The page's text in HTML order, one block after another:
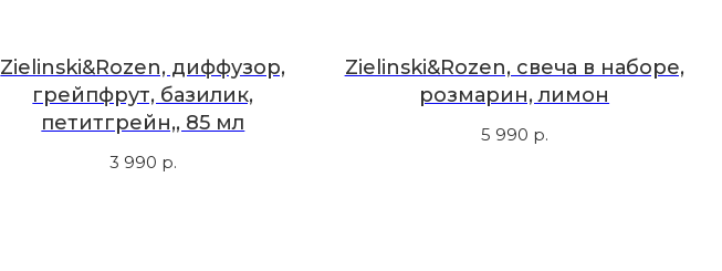
Zielinski&Rozen, диффузор,
грейпфрут, базилик,
петитгрейн,, 85 мл
3 990 р.
Zielinski&Rozen, свеча в наборе,
розмарин, лимон
5 990 р.